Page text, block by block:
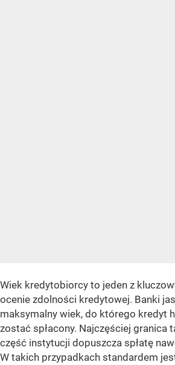
Wiek kredytobiorcy to jeden z
ocenie zdolności kredytowej. Banki
maksymalny wiek, do którego kredyt
zostać spłacony. Najczęściej granica
część instytucji dopuszcza spłatę
W takich przypadkach standardem